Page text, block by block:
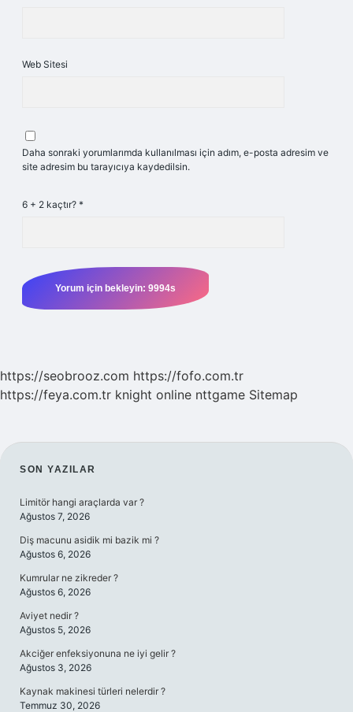
Web Sitesi
Daha sonraki yorumlarımda kullanılması için adım, e-posta adresim ve
site adresim bu tarayıcıya kaydedilsin.
6 + 2 kaçtır? *
https://seobrooz.com https://fofo.com.tr
https://feya.com.tr knight online nttgame Sitemap
SIDEBAR
SON YAZILAR
Limitör hangi araçlarda var ?
Ağustos 7, 2026
Diş macunu asidik mi bazik mi ?
Ağustos 6, 2026
Kumrular ne zikreder ?
Ağustos 6, 2026
Aviyet nedir ?
Ağustos 5, 2026
Akciğer enfeksiyonuna ne iyi gelir ?
Ağustos 3, 2026
Kaynak makinesi türleri nelerdir ?
Temmuz 30, 2026